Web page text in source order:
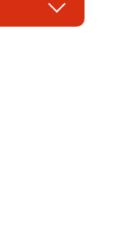
ウルがあるはずで